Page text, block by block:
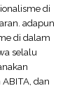
di
adapun
di dalam
selalu
dan